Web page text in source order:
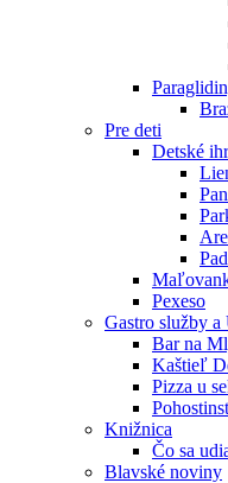
Pre deti
Detské
Pexeso
Gastro služby
Bar na
Kaštieľ
Pizza u
Knižnica
Čo sa
Blavské noviny